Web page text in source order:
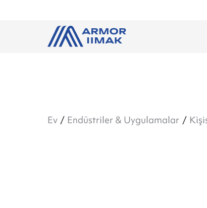
Ev Endüstriler & Uygulamalar